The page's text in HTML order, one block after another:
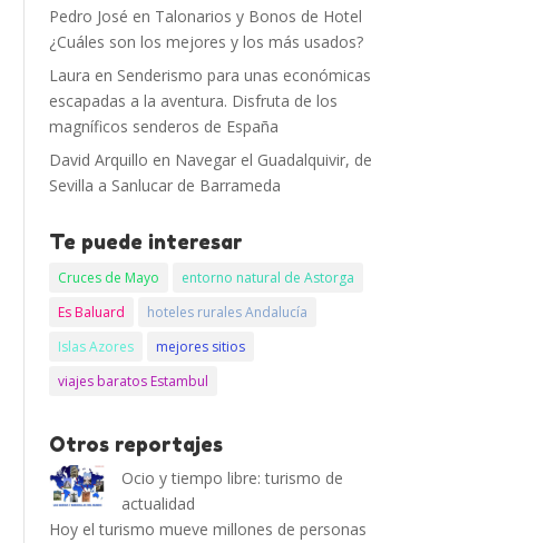
Pedro José en Talonarios y Bonos de Hotel
¿Cuáles son los mejores y los más usados?
Laura en Senderismo para unas económicas
escapadas a la aventura. Disfruta de los
magníficos senderos de España
David Arquillo en Navegar el Guadalquivir, de
Sevilla a Sanlucar de Barrameda
Te puede interesar
Cruces de Mayo
entorno natural de Astorga
Es Baluard
hoteles rurales Andalucía
Islas Azores
mejores sitios
viajes baratos Estambul
Otros reportajes
Ocio y tiempo libre: turismo de
actualidad
Hoy el turismo mueve millones de personas